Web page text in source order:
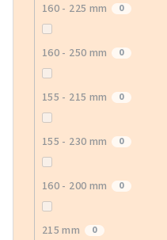
160 - 225 mm 0
160 - 250 mm 0
155 - 215 mm 0
155 - 230 mm 0
160 - 200 mm 0
215 mm 0